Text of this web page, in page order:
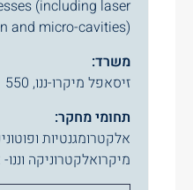
(including laser
and micro-cavities).
משרד:
זיסאפל מיקרו-ננו, 550
תחומי מחקר:
אלקטרומגנטיות
מיקרואלקטרוניקה